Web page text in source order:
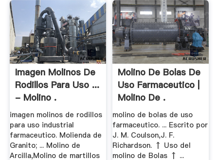
Imagen Molinos De
Rodillos Para Uso ...
- Molino .
imagen molinos de rodillos
para uso industrial
farmaceutico. Molienda de
Granito; ... Molino de
Arcilla,Molino de martillos
Molino De Bolas De
Uso Farmaceutico |
Molino De .
molino de bolas de uso
farmaceutico. ... Escrito por
J. M. Coulson,J. F.
Richardson. ↑ Uso del
molino de Bolas ↑ ...